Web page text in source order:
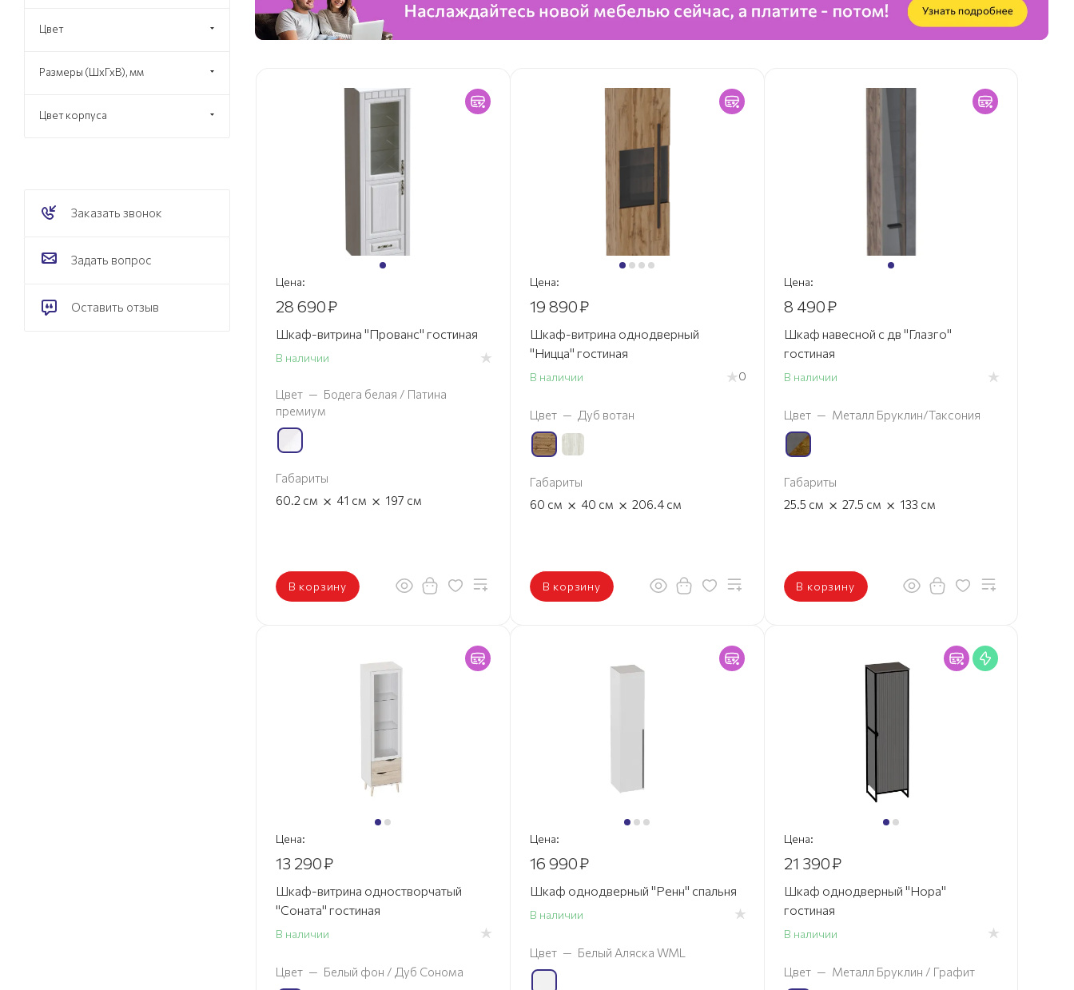
Цена:
28 690₽
Шкаф-витрина "Прованс" гостиная
В наличии
Цвет — Бодега белая / Патина
премиум
Габариты
60.2 см × 41 см × 197 см
В корзину
Цена:
19 890₽
Шкаф-витрина однодверный
"Ницца" гостиная
В наличии 0
Цвет — Дуб вотан
Габариты
60 см × 40 см × 206.4 см
В корзину
Цена:
8 490₽
Шкаф навесной с дв "Глазго"
гостиная
В наличии
Цвет — Металл Бруклин/Таксония
Габариты
25.5 см × 27.5 см × 133 см
В корзину
Цена:
13 290₽
Шкаф-витрина одностворчатый
"Соната" гостиная
В наличии
Цвет — Белый фон / Дуб Сонома
Цена:
16 990₽
Шкаф однодверный "Ренн" спальня
В наличии
Цвет — Белый Аляска WML
Цена:
21 390₽
Шкаф однодверный "Нора"
гостиная
В наличии
Цвет — Металл Бруклин / Графит
Цвет
Размеры (ШхГхВ), мм
Цвет корпуса
Заказать звонок
Задать вопрос
Оставить отзыв